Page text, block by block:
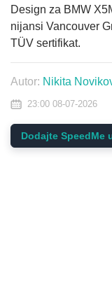
Design za BMW
nijansi Vancouver
TÜV sertifikat.
Autor: Nikita
23:00 08-07-2026
Dodajte SpeedMe